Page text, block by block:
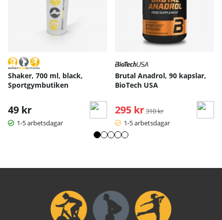
Shaker, 700 ml, black,
Sportgymbutiken
49 kr
1-5 arbetsdagar
Brutal Anadrol, 90 kapslar,
BioTech USA
295 kr Ordinarie pris:
310 kr
1-5 arbetsdagar